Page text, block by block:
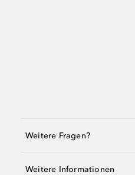
Weitere Fragen?
Weitere Informationen